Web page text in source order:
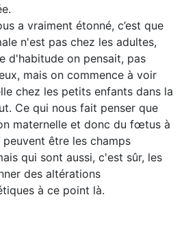
a vraiment étonné, c’est que
n'est pas chez les adultes,
d'habitude on pensait, pas
mais on commence à voir
chez les petits enfants dans la
Ce qui nous fait penser que
maternelle et donc du fœtus à
être les champs
qui sont aussi, c'est sûr, les
des altérations
à ce point là.